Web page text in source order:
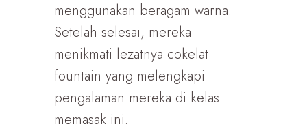
menggunakan beragam warna.
Setelah selesai, mereka
menikmati lezatnya cokelat
fountain yang melengkapi
pengalaman mereka di kelas
memasak ini.